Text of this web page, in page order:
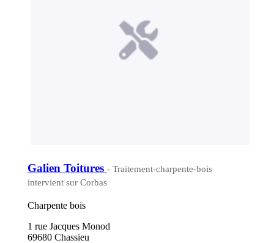
Galien Toitures - Traitement-charpente-bois
intervient sur Corbas
Charpente bois
1 rue Jacques Monod
69680 Chassieu